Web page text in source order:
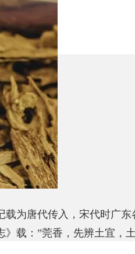
为唐代传入，宋代时广东
载：”莞香，先辨土宜，